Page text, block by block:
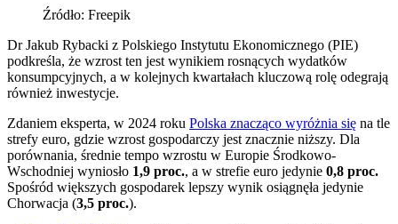
Źródło: Freepik
Dr Jakub Rybacki z Polskiego Instytutu Ekonomicznego (PIE)
podkreśla, że wzrost ten jest wynikiem rosnących wydatków
konsumpcyjnych, a w kolejnych kwartałach kluczową rolę odegrają
również inwestycje.
Zdaniem eksperta, w 2024 roku Polska znacząco wyróżnia się na tle
strefy euro, gdzie wzrost gospodarczy jest znacznie niższy. Dla
porównania, średnie tempo wzrostu w Europie Środkowo-
Wschodniej wyniosło 1,9 proc., a w strefie euro jedynie 0,8 proc.
Spośród większych gospodarek lepszy wynik osiągnęła jedynie
Chorwacja (3,5 proc.).